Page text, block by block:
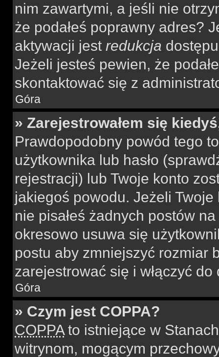
nim zawartymi, a jeśli nie
że podałeś poprawny adres?
aktywacji jest redukcja
Jeżeli jesteś pewien, że
skontaktować się z
Góra
» Zarejestrowałem się
Prawdopodobny powód tego
użytkownika lub hasło
rejestracji) lub Twoje konto
jakiegoś powodu. Jeżeli
nie pisałeś żadnych postów
okresowo usuwa się
postu aby zmniejszyć rozmiar
zarejestrować się i włączyć
Góra
» Czym jest COPPA?
COPPAto istniejące w
witrynom, mogącym